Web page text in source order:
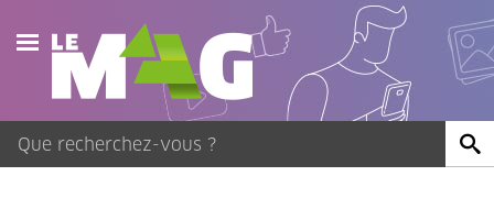
Actualités
Agenda